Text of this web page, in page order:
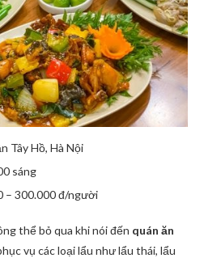
Tây Hồ, Hà Nội
sáng
– 300.000 đ/người
thể bỏ qua khi nói đến quán ăn
vụ các loại lẩu như lẩu thái, lẩu